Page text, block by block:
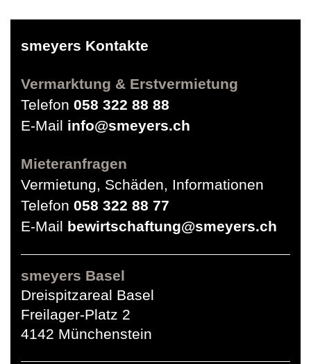
smeyers Kontakte
Vermarktung & Erstvermietung
Telefon 058 322 88 88
E-Mail info@smeyers.ch
Mieteranfragen
Vermietung, Schäden, Informationen
Telefon 058 322 88 77
E-Mail bewirtschaftung@smeyers.ch
smeyers Basel
Dreispitzareal Basel
Freilager-Platz 2
4142 Münchenstein